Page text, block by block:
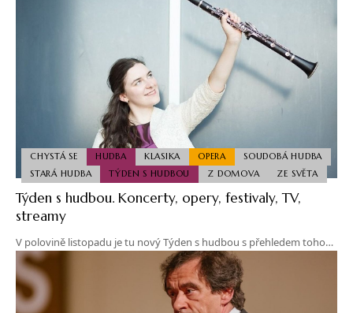
CHYSTÁ SE HUDBA KLASIKA OPERA
SOUDOBÁ HUDBA
STARÁ HUDBA
TÝDEN S HUDBOU Z DOMOVA ZE SVĚTA
Týden s hudbou. Koncerty, opery, festivaly, TV,
streamy
V polovině listopadu je tu nový Týden s hudbou s přehledem toho…